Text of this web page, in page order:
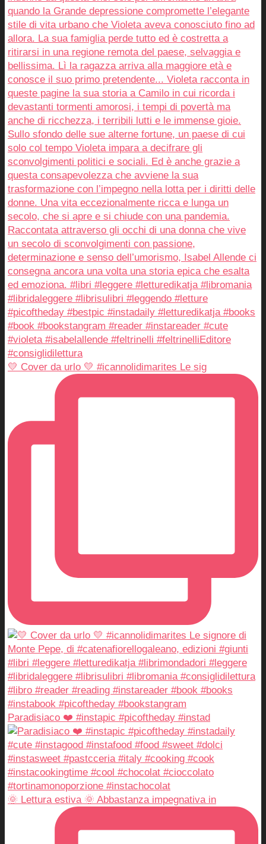
💛 Cover da urlo 💛 #icannolidimarites Le sig
Paradisiaco ❤️ #instapic #picoftheday #instad
🌞 Lettura estiva 🌞 Abbastanza impegnativa in